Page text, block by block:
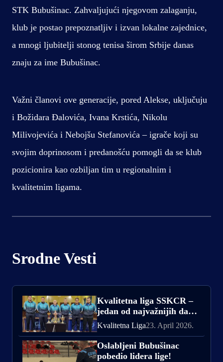
STK Bubušinac. Zahvaljujući njegovom zalaganju,
klub je postao prepoznatljiv i izvan lokalne zajednice,
a mnogi ljubitelji stonog tenisa širom Srbije danas
znaju za ime Bubušinac.
Važni članovi ove generacije, pored Alekse, uključuju
i Božidara Đalovića, Ivana Krstića, Nikolu
Milivojevića i Nebojšu Stefanovića – igrače koji su
svojim doprinosom i predanošću pomogli da se klub
pozicionira kao ozbiljan tim u regionalnim i
kvalitetnim ligama.
Srodne Vesti
Kvalitetna liga SSKCR –
jedan od najvažnijih dana
sezone za STK Bubušinac
Kvalitetna Liga23. April 2026.
Oslabljeni Bubušinac
pobedio lidera lige!